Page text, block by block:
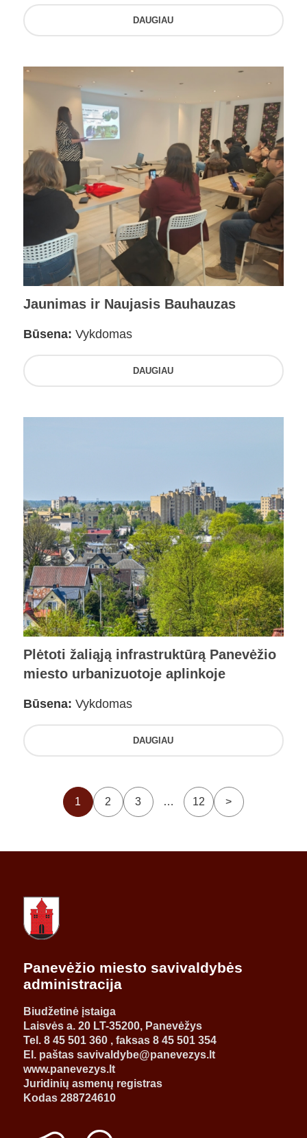
DAUGIAU
Jaunimas ir Naujasis Bauhauzas
Būsena: Vykdomas
DAUGIAU
Plėtoti žaliąją infrastruktūrą Panevėžio
miesto urbanizuotoje aplinkoje
Būsena: Vykdomas
DAUGIAU
1 2 3 … 12 >
Panevėžio miesto savivaldybės
administracija
Biudžetinė įstaiga
Laisvės a. 20 LT-35200, Panevėžys
Tel. 8 45 501 360 , faksas 8 45 501 354
El. paštas savivaldybe@panevezys.lt
www.panevezys.lt
Juridinių asmenų registras
Kodas 288724610